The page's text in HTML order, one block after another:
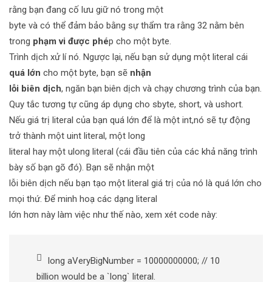
rằng bạn đang cố lưu giữ nó trong một
byte và có thể đảm bảo bằng sự thẩm tra rằng 32 nằm bên
trong phạm vi được phép cho một byte.
Trình dịch xử lí nó. Ngược lại, nếu bạn sử dụng một literal cái
quá lớn cho một byte, bạn sẽ nhận
lỗi biên dịch, ngăn bạn biên dịch và chạy chương trình của bạn.
Quy tắc tương tự cũng áp dụng cho sbyte, short, và ushort.
Nếu giá trị literal của bạn quá lớn để là một int,nó sẽ tự động
trở thành một uint literal, một long
literal hay một ulong literal (cái đầu tiên của các khả năng trình
bày số bạn gõ đó). Bạn sẽ nhận một
lỗi biên dịch nếu bạn tạo một literal giá trị của nó là quá lớn cho
mọi thứ. Để minh hoạ các dạng literal
lớn hơn này làm việc như thế nào, xem xét code này:
long aVeryBigNumber = 10000000000; // 10
billion would be a `long` literal.